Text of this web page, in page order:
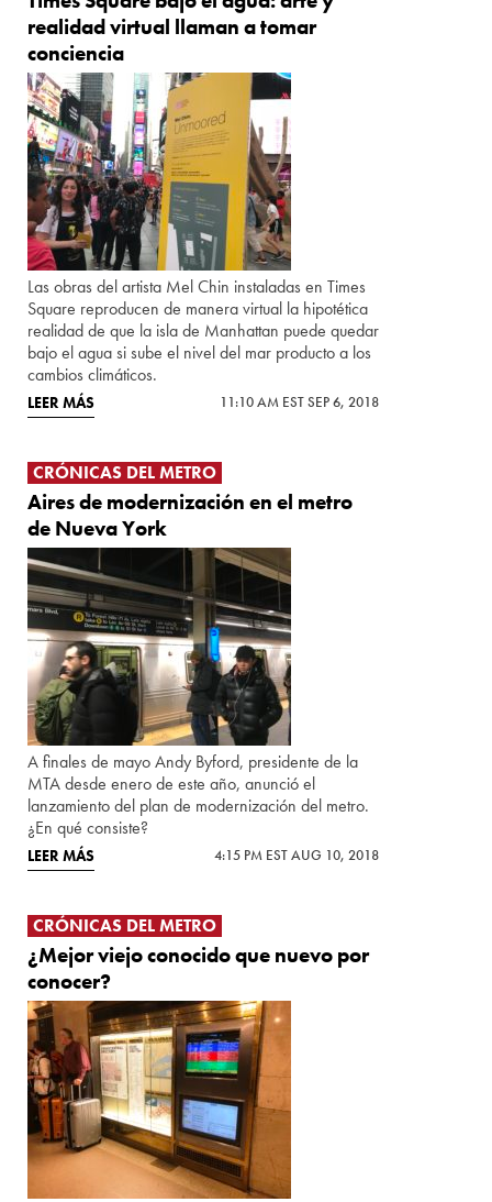
realidad virtual llaman a tomar
conciencia
Las obras del artista Mel Chin instaladas en Times
Square reproducen de manera virtual la hipotética
realidad de que la isla de Manhattan puede quedar
bajo el agua si sube el nivel del mar producto a los
cambios climáticos.
LEER MÁS 11:10 AM EST SEP 6, 2018
CRÓNICAS DEL METRO
Aires de modernización en el metro
de Nueva York
A finales de mayo Andy Byford, presidente de la
MTA desde enero de este año, anunció el
lanzamiento del plan de modernización del metro.
¿En qué consiste?
LEER MÁS 4:15 PM EST AUG 10, 2018
CRÓNICAS DEL METRO
¿Mejor viejo conocido que nuevo por
conocer?